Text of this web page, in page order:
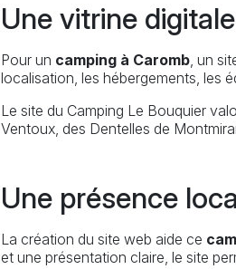
Une vitrine
Pour un camping à Caromb, un
localisation, les hébergements, les
Le site du Camping Le Bouquier
Ventoux, des Dentelles de
Une présence
La création du site web aide ce
et une présentation claire, le site